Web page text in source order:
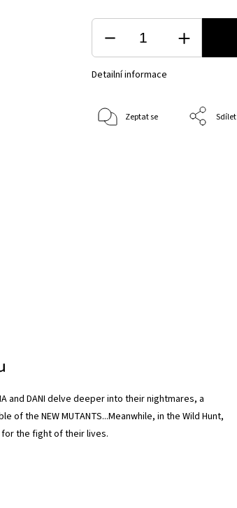
Detailní informace
Zeptat se Sdílet
and DANI delve deeper into their nightmares, a
the NEW MUTANTS...Meanwhile, in the Wild Hunt,
the fight of their lives.